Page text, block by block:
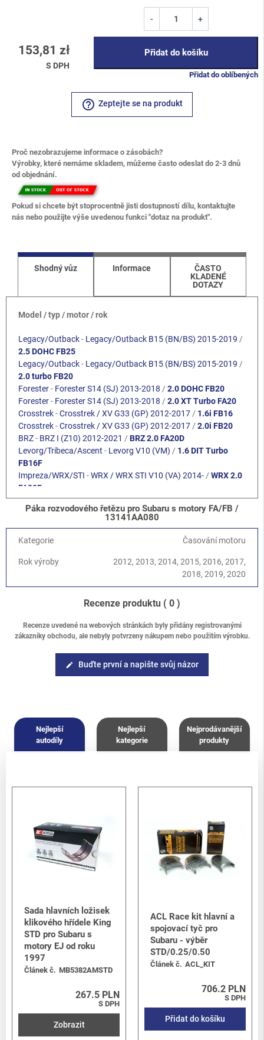
153,81 zł
S DPH
- +
Přidat do košíku
Přidat do oblíbených
help_outline Zeptejte se na produkt
Proč nezobrazujeme informace o zásobách?
Výrobky, které nemáme skladem, můžeme často odeslat do 2-3 dnů
od objednání.
Pokud si chcete být stoprocentně jisti dostupností dílu, kontaktujte
nás nebo použijte výše uvedenou funkci "dotaz na produkt".
Shodný vůz Informace
ČASTO
KLADENÉ
DOTAZY
Model / typ / motor / rok
Legacy/Outback- Legacy/Outback B15 (BN/BS) 2015-2019 /
2.5 DOHC FB25
Legacy/Outback- Legacy/Outback B15 (BN/BS) 2015-2019 /
2.0 turbo FB20
Forester- Forester S14 (SJ) 2013-2018 /2.0 DOHC FB20
Forester- Forester S14 (SJ) 2013-2018 /2.0 XT Turbo FA20
Crosstrek-Crosstrek / XV G33 (GP) 2012-2017 / 1.6i FB16
Crosstrek-Crosstrek / XV G33 (GP) 2012-2017 /2.0i FB20
BRZ- BRZ I (Z10) 2012-2021 /BRZ 2.0 FA20D
Levorg/Tribeca/Ascent - Levorg V10 (VM) / 1.6 DIT Turbo
FB16F
Impreza/WRX/STI -WRX / WRX STI V10 (VA) 2014- /WRX 2.0
FA20F
Forester-Forester S14 (SJ) 2013-2018/2.5 DOHC FB25
Páka rozvodového řetězu pro Subaru s motory FA/FB /
13141AA080
Kategorie Časování motoru
Rok výroby
2012, 2013, 2014, 2015, 2016, 2017,
2018, 2019, 2020
Recenze produktu ( 0 )
Recenze uvedené na webových stránkách byly přidány registrovanými
zákazníky obchodu, ale nebyly potvrzeny nákupem nebo použitím výrobku.
edit Buďte první a napište svůj názor
Nejlepší
autodíly
Nejlepší
kategorie
Nejprodávanější
produkty
Sada hlavních ložisek
klikového hřídele King
STD pro Subaru s
motory EJ od roku
1997
Článek č. MB5382AMSTD
267.5 PLN
S DPH
Zobrazit
ACL Race kit hlavní a
spojovací tyč pro
Subaru - výběr
STD/0.25/0.50
Článek č. ACL_KIT
706.2 PLN
S DPH
Přidat do košíku